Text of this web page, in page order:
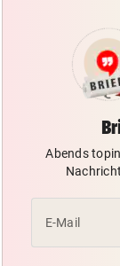
Abends
E-Mail